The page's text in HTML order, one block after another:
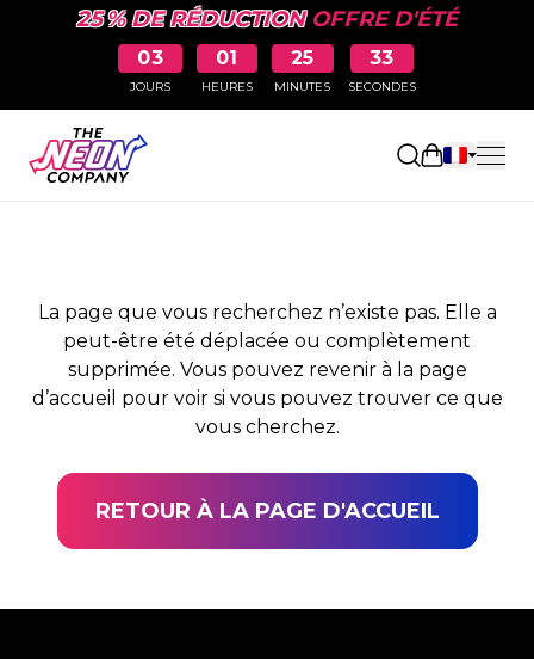
25 % DE RÉDUCTIONOFFRE D'ÉTÉ
03
JOURS
01
HEURES
25
MINUTES
33
SECONDES
Ouvrir le
PAGE NON TROUVÉE
La page que vous recherchez n’existe pas. Elle a
peut-être été déplacée ou complètement
supprimée. Vous pouvez revenir à la page
d’accueil pour voir si vous pouvez trouver ce que
vous cherchez.
RETOUR À LA PAGE D'ACCUEIL